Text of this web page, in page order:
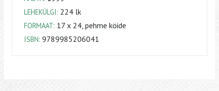
LEHEKÜLGI: 224 lk
FORMAAT: 17 x 24, pehme köide
ISBN: 9789985206041